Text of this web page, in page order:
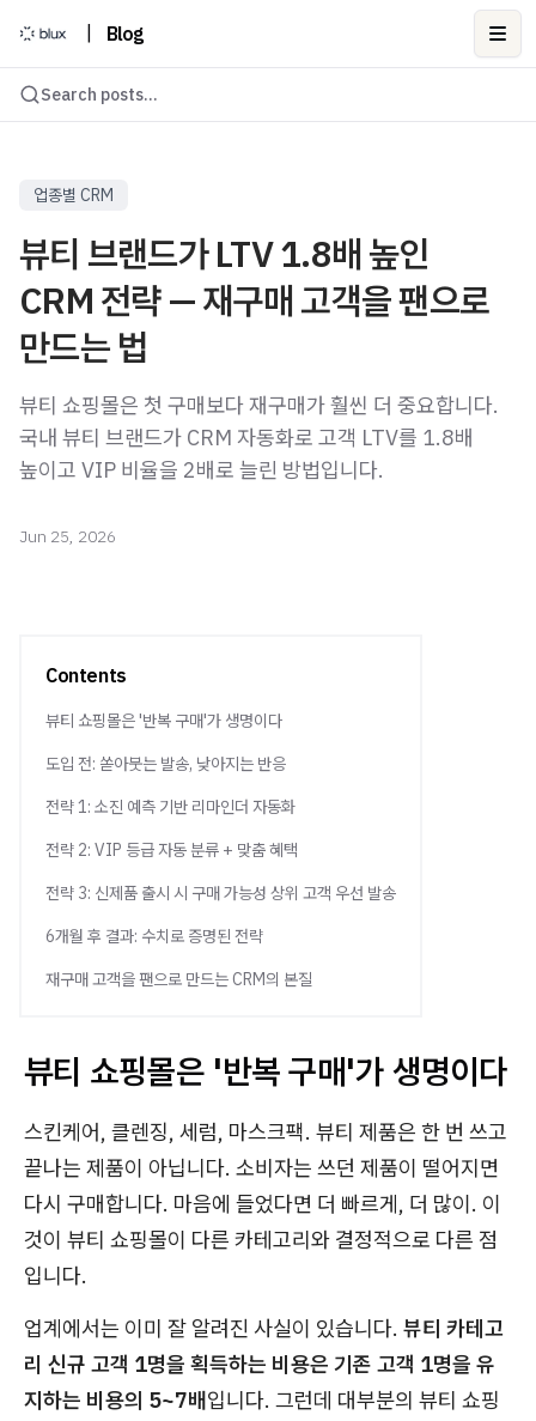
Blog
Search posts...
업종별 CRM
뷰티 브랜드가 LTV 1.8배 높인
CRM 전략 — 재구매 고객을 팬으로
만드는 법
뷰티 쇼핑몰은 첫 구매보다 재구매가 훨씬 더 중요합니다.
국내 뷰티 브랜드가 CRM 자동화로 고객 LTV를 1.8배
높이고 VIP 비율을 2배로 늘린 방법입니다.
Jun 25, 2026
Contents
뷰티 쇼핑몰은 '반복 구매'가 생명이다
도입 전: 쏟아붓는 발송, 낮아지는 반응
전략 1: 소진 예측 기반 리마인더 자동화
전략 2: VIP 등급 자동 분류 + 맞춤 혜택
전략 3: 신제품 출시 시 구매 가능성 상위 고객 우선 발송
6개월 후 결과: 수치로 증명된 전략
재구매 고객을 팬으로 만드는 CRM의 본질
뷰티 쇼핑몰은 '반복 구매'가 생명이다
스킨케어, 클렌징, 세럼, 마스크팩. 뷰티 제품은 한 번 쓰고
끝나는 제품이 아닙니다. 소비자는 쓰던 제품이 떨어지면
다시 구매합니다. 마음에 들었다면 더 빠르게, 더 많이. 이
것이 뷰티 쇼핑몰이 다른 카테고리와 결정적으로 다른 점
입니다.
업계에서는 이미 잘 알려진 사실이 있습니다. 뷰티 카테고
리 신규 고객 1명을 획득하는 비용은 기존 고객 1명을 유
지하는 비용의 5~7배입니다. 그런데 대부분의 뷰티 쇼핑